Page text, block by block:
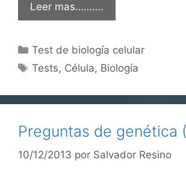
Leer mas……….
Categorías
Test de biología celular
Etiquetas
Tests, Célula, Biología
Preguntas de genética
10/12/2013 por Salvador Resino